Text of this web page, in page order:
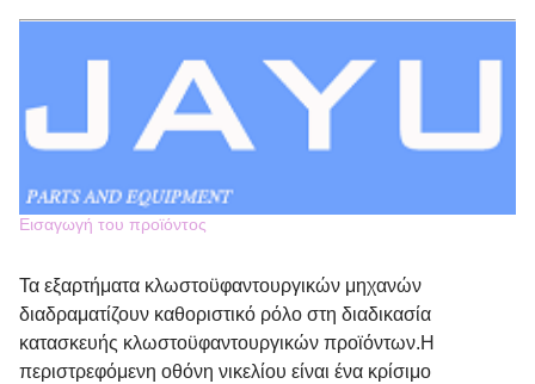
Εισαγωγή του προϊόντος
Τα εξαρτήματα κλωστοϋφαντουργικών μηχανών
διαδραματίζουν καθοριστικό ρόλο στη διαδικασία
κατασκευής κλωστοϋφαντουργικών προϊόντων.Η
περιστρεφόμενη οθόνη νικελίου είναι ένα κρίσιμο